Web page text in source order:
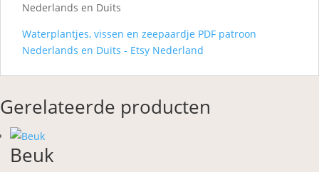
Nederlands en Duits
Waterplantjes, vissen en zeepaardje PDF patroon
Nederlands en Duits - Etsy Nederland
Gerelateerde producten
Beuk